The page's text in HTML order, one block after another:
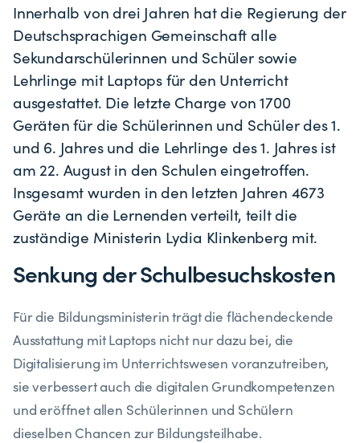
Innerhalb von drei Jahren hat die Regierung der
Deutschsprachigen Gemeinschaft alle
Sekundarschülerinnen und Schüler sowie
Lehrlinge mit Laptops für den Unterricht
ausgestattet. Die letzte Charge von 1700
Geräten für die Schülerinnen und Schüler des 1.
und 6. Jahres und die Lehrlinge des 1. Jahres ist
am 22. August in den Schulen eingetroffen.
Insgesamt wurden in den letzten Jahren 4673
Geräte an die Lernenden verteilt, teilt die
zuständige Ministerin Lydia Klinkenberg mit.
Senkung der Schulbesuchskosten
Für die Bildungsministerin trägt die flächendeckende
Ausstattung mit Laptops nicht nur dazu bei, die
Digitalisierung im Unterrichtswesen voranzutreiben,
sie verbessert auch die digitalen Grundkompetenzen
und eröffnet allen Schülerinnen und Schülern
dieselben Chancen zur Bildungsteilhabe.